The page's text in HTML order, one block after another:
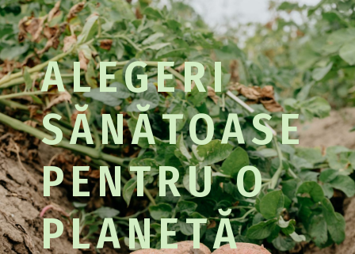
ALEGERI
SĂNĂTOASE
PENTRU O
PLANETĂ